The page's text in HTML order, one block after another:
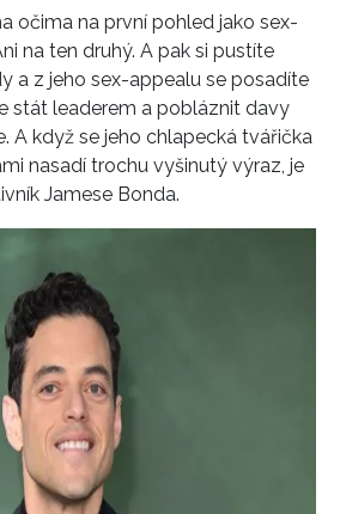
očima na první pohled jako sex-
na ten druhý. A pak si pustíte
a z jeho sex-appealu se posadíte
stát leaderem a pobláznit davy
A když se jeho chlapecká tvářička
nasadí trochu vyšinutý výraz, je
Jamese Bonda.